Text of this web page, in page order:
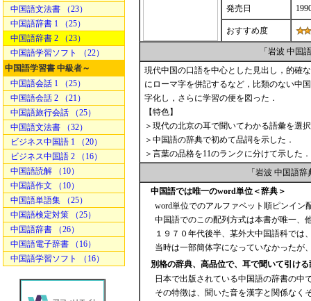
中国語文法書 （23）
中国語辞書 1 （25）
中国語辞書 2 （23）
中国語学習ソフト （22）
中国語学習書 中級者～
中国語会話 1 （25）
中国語会話 2 （21）
中国語旅行会話 （25）
中国語文法書 （32）
ビジネス中国語 1 （20）
ビジネス中国語 2 （16）
中国語読解 （10）
中国語作文 （10）
中国語単語集 （25）
中国語検定対策 （25）
中国語辞書 （26）
中国語電子辞書 （16）
中国語学習ソフト （16）
発売日
おすすめ度
「岩波 中国
現代中国の口語を中心とした見出し，的確
にローマ字を併記するなど，比類のない中
字化し，さらに学習の便を図った．
【特色】
＞現代の北京の耳で聞いてわかる語彙を選
＞中国語の辞典で初めて品詞を示した．
＞言葉の品格を11のランクに分けて示した
「岩波 中国語
中国語では唯一のword単位＜辞典＞
word単位でのアルファベット順ピンイン
中国語でのこの配列方式は本書が唯一、
１９７０年代後半、某外大中国語科では
当時は一部簡体字になっていなかったが
別格の辞典、高品位で、耳で聞いて引ける
日本で出版されている中国語の辞書の中
その特徴は、聞いた音を漢字と関係なく